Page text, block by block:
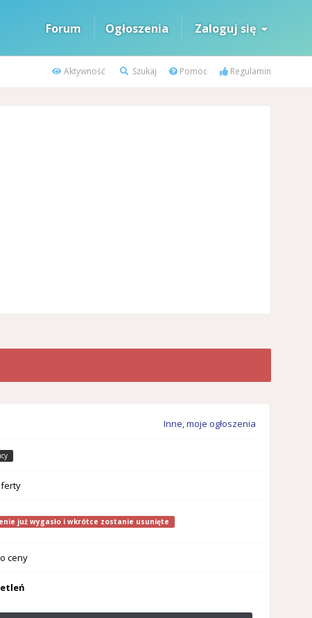
Forum Ogłoszenia Zaloguj się
Aktywność Szukaj Pomoc Regulamin
Inne, moje ogłoszenia
już wygasło i wkrótce zostanie usunięte
ceny